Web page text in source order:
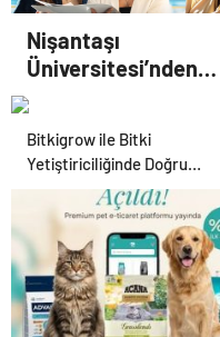
Nişantaşı
Üniversitesi’nden
2026 YKS Adaylarına
Ücret ve Kesintisiz
Burs
Bitkigrow ile Bitki
Yetiştiriciliğinde Doğru
Ekipman ve Ürün Seçimi